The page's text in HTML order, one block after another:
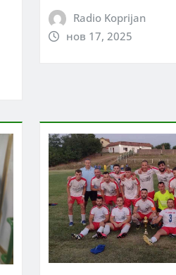
Radio Koprijan
нов 17, 2025